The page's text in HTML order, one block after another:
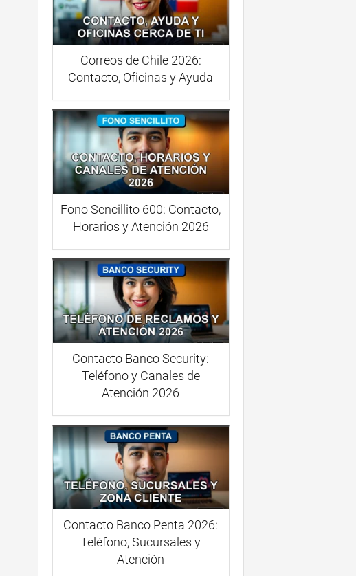
Correos de Chile 2026:
Contacto, Oficinas y Ayuda
Fono Sencillito 600: Contacto,
Horarios y Atención 2026
Contacto Banco Security:
Teléfono y Canales de
Atención 2026
Contacto Banco Penta 2026:
Teléfono, Sucursales y
Atención